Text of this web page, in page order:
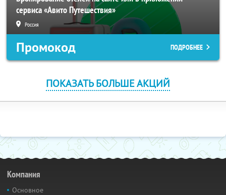
сервиса «Авито Путешествия»
Россия
Промокод ПОДРОБНЕЕ
ПОКАЗАТЬ БОЛЬШЕ АКЦИЙ
Компания
Основное